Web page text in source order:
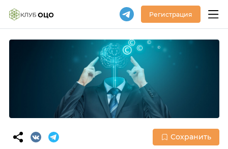
Регистрация
Сохранить